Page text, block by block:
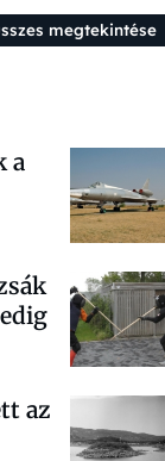
megtekintése
a
az